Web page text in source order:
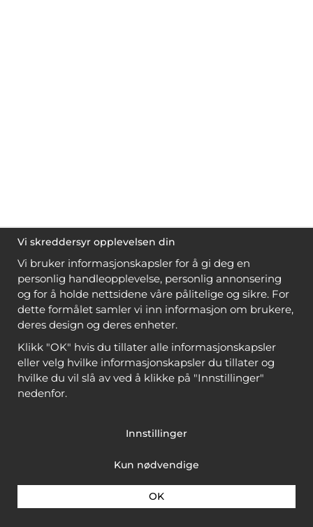
Vi skreddersyr opplevelsen din
Vi bruker informasjonskapsler for å gi deg en
personlig handleopplevelse, personlig annonsering
og for å holde nettsidene våre pålitelige og sikre. For
dette formålet samler vi inn informasjon om brukere,
deres design og deres enheter.
Klikk "OK" hvis du tillater alle informasjonskapsler
eller velg hvilke informasjonskapsler du tillater og
hvilke du vil slå av ved å klikke på "Innstillinger"
nedenfor.
Innstillinger
Kun nødvendige
OK